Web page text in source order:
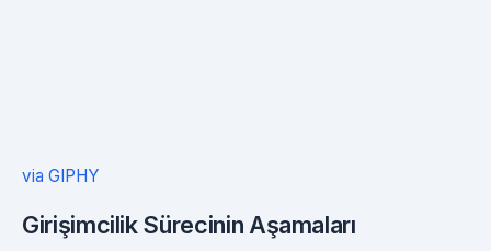
via GIPHY
Girişimcilik Sürecinin Aşamaları